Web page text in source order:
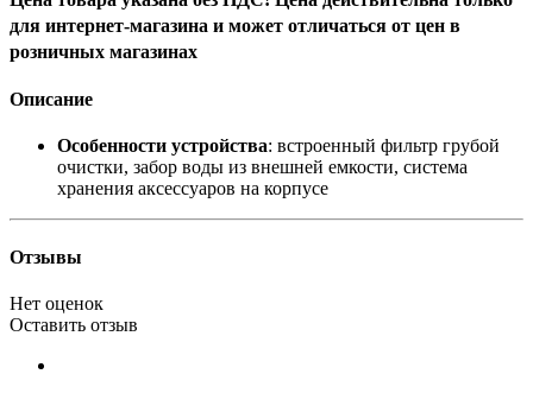
для интернет-магазина и может отличаться от цен в
розничных магазинах
Описание
Особенности устройства: встроенный фильтр грубой
очистки, забор воды из внешней емкости, система
хранения аксессуаров на корпусе
Отзывы
Нет оценок
Оставить отзыв